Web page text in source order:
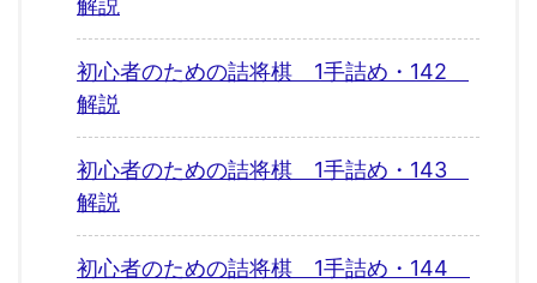
解説
初心者のための詰将棋 1手詰め・142
解説
初心者のための詰将棋 1手詰め・143
解説
初心者のための詰将棋 1手詰め・144